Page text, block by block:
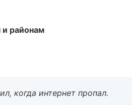
и районам
когда интернет пропал.